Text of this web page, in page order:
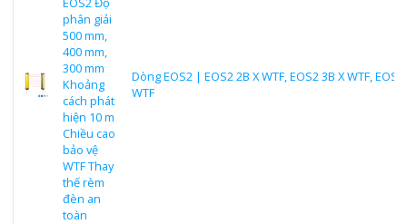
phân giải
500 mm,
400 mm,
300 mm
Khoảng
cách phát
hiện 10 m
Chiều cao
bảo vệ
WTF Thay
thế rèm
đèn an
toàn
Dòng EOS2 | EOS2 2B X WTF, EOS2 3B X WTF, EOS2
WTF